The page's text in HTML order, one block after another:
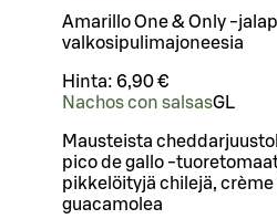
Amarillo One & Only -
valkosipulimajoneesia
Hinta: 6,90 €
Nachos con salsasGL
Mausteista
pico de gallo -
pikkelöityjä chilejä, crème
guacamolea